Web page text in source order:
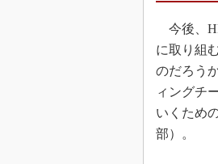
今後、
に取り組
のだろう
ィングチ
いくため
部）。